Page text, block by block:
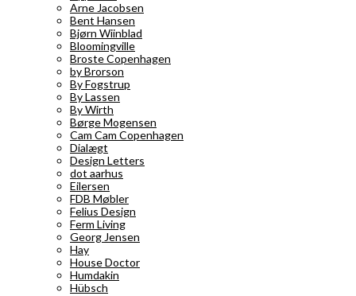
Arne Jacobsen
Bent Hansen
Bjørn Wiinblad
Bloomingville
Broste Copenhagen
by Brorson
By Fogstrup
By Lassen
By Wirth
Børge Mogensen
Cam Cam Copenhagen
Dialægt
Design Letters
dot aarhus
Eilersen
FDB Møbler
Felius Design
Ferm Living
Georg Jensen
Hay
House Doctor
Humdakin
Hübsch